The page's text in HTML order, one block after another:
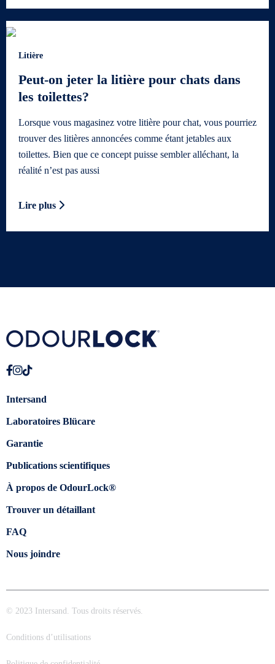
Litière
Peut-on jeter la litière pour chats dans
les toilettes?
Lorsque vous magasinez votre litière pour chat, vous pourriez
trouver des litières annoncées comme étant jetables aux
toilettes. Bien que ce concept puisse sembler alléchant, la
réalité n’est pas aussi
Lire plus
Intersand
Laboratoires Blücare
Garantie
Publications scientifiques
À propos de OdourLock®
Trouver un détaillant
FAQ
Nous joindre
© 2023 Intersand. Tous droits réservés.
Conditions d’utilisations